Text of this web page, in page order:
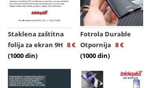
Staklena zaštitna
folija za ekran 9H 8 €
(1000 din)
Fotrola Durable
Otpornija 8 €
(1000 din)